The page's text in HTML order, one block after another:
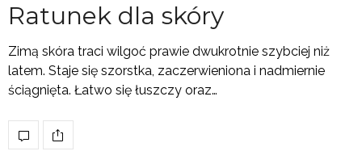
Ratunek dla skóry
Zimą skóra traci wilgoć prawie dwukrotnie szybciej niż
latem. Staje się szorstka, zaczerwieniona i nadmiernie
ściągnięta. Łatwo się łuszczy oraz…